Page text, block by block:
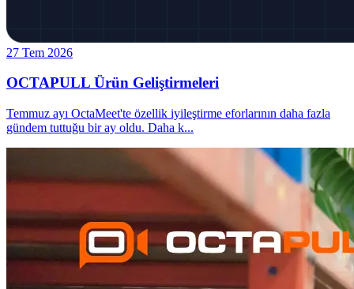
27 Tem 2026
OCTAPULL Ürün Geliştirmeleri
Temmuz ayı OctaMeet'te özellik iyileştirme eforlarının daha fazla
gündem tuttuğu bir ay oldu. Daha k...